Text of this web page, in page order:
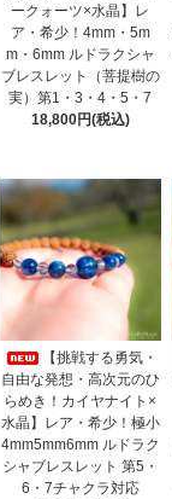
ークォーツ×水晶】レ
ア・希少！4mm・5m
m・6mm ルドラクシャ
ブレスレット（菩提樹の
実）第1・3・4・5・7
18,800円(税込)
【挑戦する勇気・
自由な発想・高次元のひ
らめき！カイヤナイト×
水晶】レア・希少！極小
4mm5mm6mm ルドラク
シャブレスレット 第5・
6・7チャクラ対応